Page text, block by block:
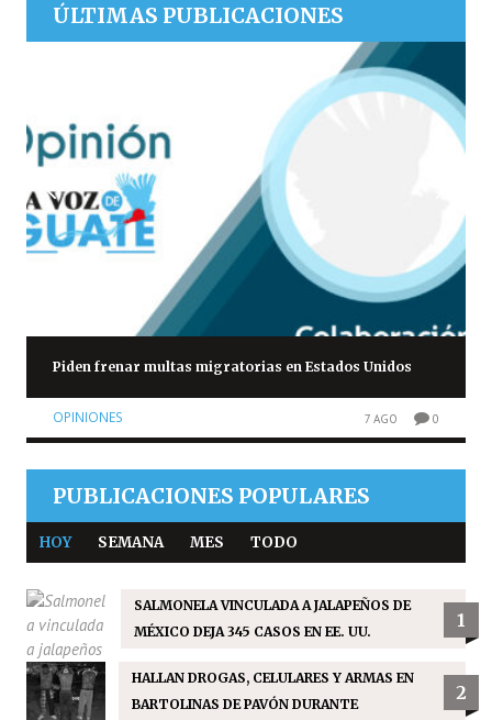
ÚLTIMAS PUBLICACIONES
Piden frenar multas migratorias en Estados Unidos
OPINIONES 7 AGO 0
PUBLICACIONES POPULARES
HOY SEMANA MES TODO
SALMONELA VINCULADA A JALAPEÑOS DE
MÉXICO DEJA 345 CASOS EN EE. UU.
1
HALLAN DROGAS, CELULARES Y ARMAS EN
BARTOLINAS DE PAVÓN DURANTE
2